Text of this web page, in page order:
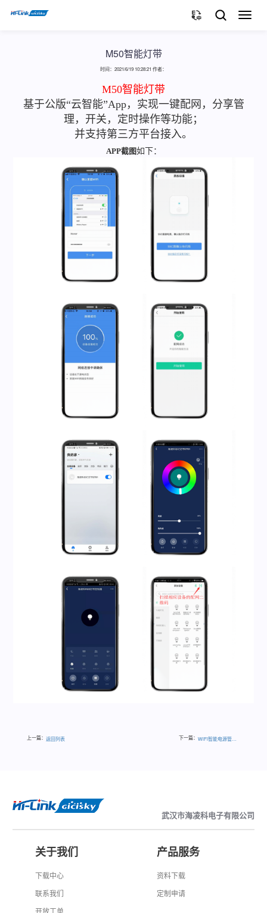
切
M50智能灯带
时间：2021/6/19 10:28:21 作者：
M50智能灯带
基于公版“云智能”App，实现一键配网，分享管
理，开关，定时操作等功能；
并支持第三方平台接入。
APP截图如下：
上一篇： 返回列表 下一篇： WiFi智能电源管理系统
武汉市海凌科电子有限公司
关于我们
下载中心
联系我们
开放工单
产品服务
资料下载
定制申请